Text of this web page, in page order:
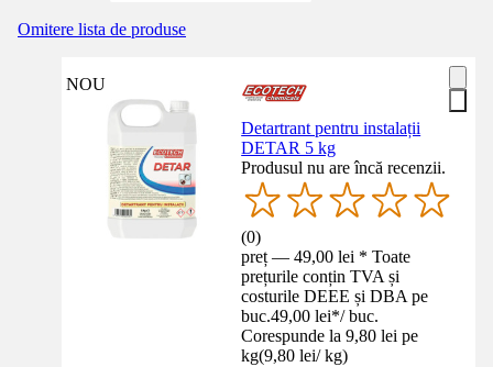
Omitere lista de produse
NOU
Detartrant pentru instalații
DETAR 5 kg
Produsul nu are încă recenzii.
(0)
preț — 49,00 lei * Toate
prețurile conțin TVA și
costurile DEEE și DBA pe
buc.49,00 lei*/ buc.
Corespunde la 9,80 lei pe
kg(9,80 lei/ kg)